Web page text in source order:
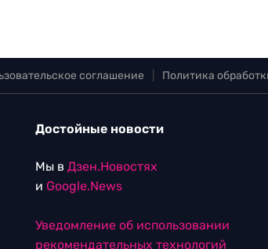
соглашение Политика
Достойные новости
Мы в Дзен.Новостях
и Google.News
Уведомление об использовании
рекомендательных технологий